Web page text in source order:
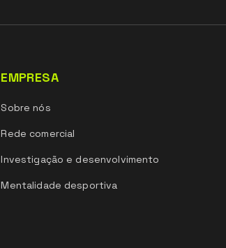
EMPRESA
Sobre nós
Rede comercial
Investigação e desenvolvimento
Mentalidade desportiva